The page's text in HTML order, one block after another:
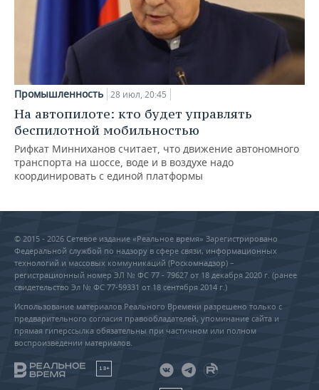
Промышленность 28 июл, 20:45
На автопилоте: кто будет управлять
беспилотной мобильностью
Рифкат Минниханов считает, что движение автономного
транспорта на шоссе, воде и в воздухе надо
координировать с единой платформы
© 2015 - 2026 Сетевое издание «Реальное время» Зарегистрировано
Федеральной службой по надзору в сфере связи, информационных
технологий и массовых коммуникаций (Роскомнадзор) –
регистрационный номер ЭЛ № ФС 77 - 79627 от 18 декабря 2020 г. (ранее
свидетельство Эл № ФС 77-59331 от 18 сентября 2014 г.)
Использование материалов Реального Времени разрешено только с
предварительного согласия правообладателей, упоминание сайта и
прямая гиперссылка обязательны при частичном или полном
воспроизведении материалов.
18+